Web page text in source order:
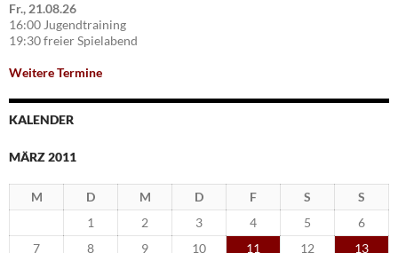
Fr., 21.08.26
16:00 Jugendtraining
19:30 freier Spielabend
Weitere Termine
KALENDER
MÄRZ 2011
M D M D F S
S
1
2 3 4 5
6
7
8 9 10 11 12
13